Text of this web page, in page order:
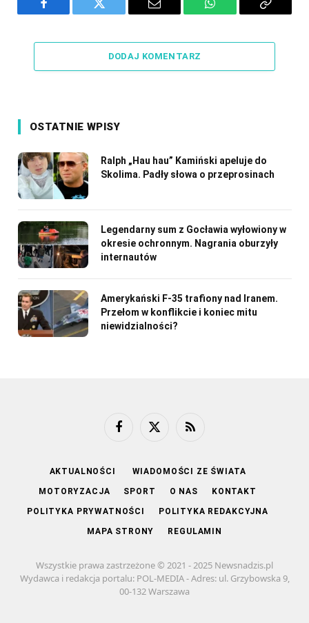
Facebook Twitter Email WhatsAppCopy
DODAJ KOMENTARZ
OSTATNIE WPISY
Ralph „Hau hau” Kamiński apeluje do
Skolima. Padły słowa o przeprosinach
Legendarny sum z Gocławia wyłowiony w
okresie ochronnym. Nagrania oburzyły
internautów
Amerykański F-35 trafiony nad Iranem.
Przełom w konflikcie i koniec mitu
niewidzialności?
FacebookX
RSS
AKTUALNOŚCI WIADOMOŚCI ZE ŚWIATA
MOTORYZACJA SPORT O NAS KONTAKT
POLITYKA PRYWATNOŚCI POLITYKA REDAKCYJNA
MAPA STRONY REGULAMIN
Wszystkie prawa zastrzeżone © 2021 - 2025 Newsnadzis.pl
Wydawca i redakcja portalu: POL-MEDIA - Adres: ul. Grzybowska 9,
00-132 Warszawa